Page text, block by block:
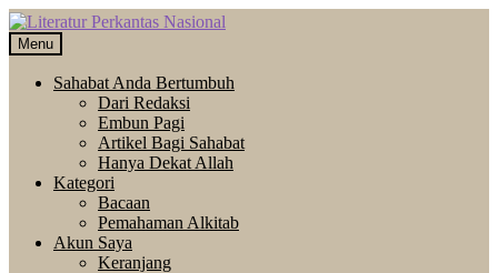
Skip
to
navigation
Langsung
ke
isi
Menu
Sahabat Anda Bertumbuh
Dari Redaksi
Embun Pagi
Artikel Bagi Sahabat
Hanya Dekat Allah
Kategori
Bacaan
Pemahaman Alkitab
Akun Saya
Keranjang